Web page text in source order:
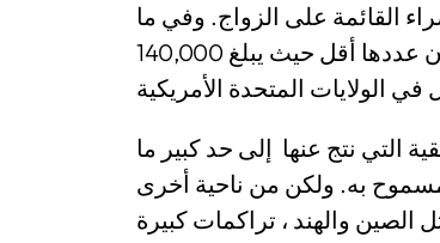
البطاقات الخضراء القائمة على الزواج. وفي ما
يتعلق بالبطاقات الخضراء القائمة على العمل المتاحة، فإن عددها أقل حيث يبلغ 140,000
التي نتج عنها إلى حد كبير ما
به. ولكن من ناحية أخرى